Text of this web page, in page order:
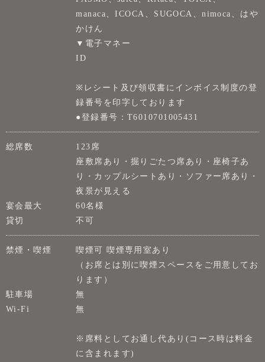
manaca、ICOCA、SUGOCA、nimoca、はや
かけん
▼電子マネー
ID
※レシート及び領収書にインボイス制度の登
録番号を印字しております
●登録番号：T6010701005431
総席数
123席
座敷席あり・掘りごたつ席あり・座椅子あ
り・カップルシートあり・ソファー席あり・
夜景が見える
宴会最大
60名様
貸切
不可
禁煙・喫煙
喫煙可 喫煙専用室あり
（お席とは別に喫煙スペースをご用意してお
ります）
駐車場
無
Wi-Fi
無
※席料としてお通し代あり(コース時は料金
に含まれます)